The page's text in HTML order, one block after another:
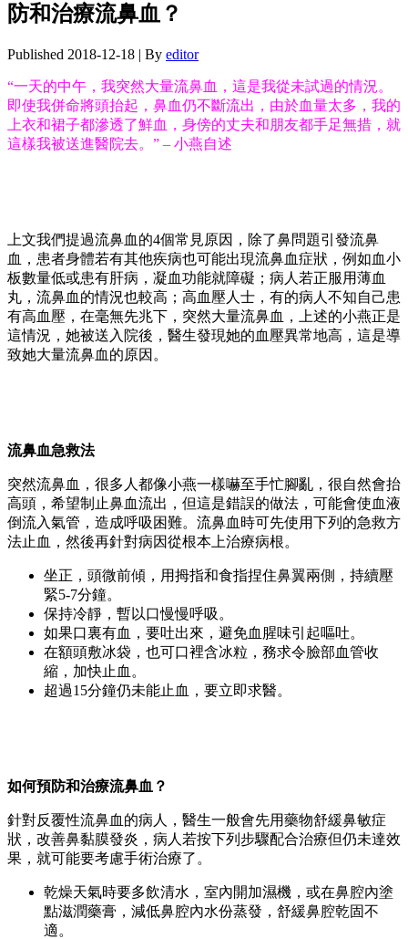
防和治療流鼻血？
Published 2018-12-18 | By editor
“一天的中午，我突然大量流鼻血，這是我從未試過的情況。
即使我併命將頭抬起，鼻血仍不斷流出，由於血量太多，我的
上衣和裙子都滲透了鮮血，身傍的丈夫和朋友都手足無措，就
這樣我被送進醫院去。” – 小燕自述
上文我們提過流鼻血的4個常見原因，除了鼻問題引發流鼻
血，患者身體若有其他疾病也可能出現流鼻血症狀，例如血小
板數量低或患有肝病，凝血功能就障礙；病人若正服用薄血
丸，流鼻血的情況也較高；高血壓人士，有的病人不知自己患
有高血壓，在毫無先兆下，突然大量流鼻血，上述的小燕正是
這情況，她被送入院後，醫生發現她的血壓異常地高，這是導
致她大量流鼻血的原因。
流鼻血急救法
突然流鼻血，很多人都像小燕一樣嚇至手忙腳亂，很自然會抬
高頭，希望制止鼻血流出，但這是錯誤的做法，可能會使血液
倒流入氣管，造成呼吸困難。流鼻血時可先使用下列的急救方
法止血，然後再針對病因從根本上治療病根。
坐正，頭微前傾，用拇指和食指捏住鼻翼兩側，持續壓
緊5-7分鐘。
保持冷靜，暫以口慢慢呼吸。
如果口裏有血，要吐出來，避免血腥味引起嘔吐。
在額頭敷冰袋，也可口裡含冰粒，務求令臉部血管收
縮，加快止血。
超過15分鐘仍未能止血，要立即求醫。
如何預防和治療流鼻血？
針對反覆性流鼻血的病人，醫生一般會先用藥物舒緩鼻敏症
狀，改善鼻黏膜發炎，病人若按下列步驟配合治療但仍未達效
果，就可能要考慮手術治療了。
乾燥天氣時要多飲清水，室內開加濕機，或在鼻腔內塗
點滋潤藥膏，減低鼻腔內水份蒸發，舒緩鼻腔乾固不
適。